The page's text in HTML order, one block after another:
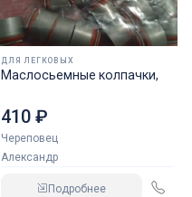
ДЛЯ ЛЕГКОВЫХ
Маслосьемные колпачки,
410 ₽
Череповец
Александр
Подробнее